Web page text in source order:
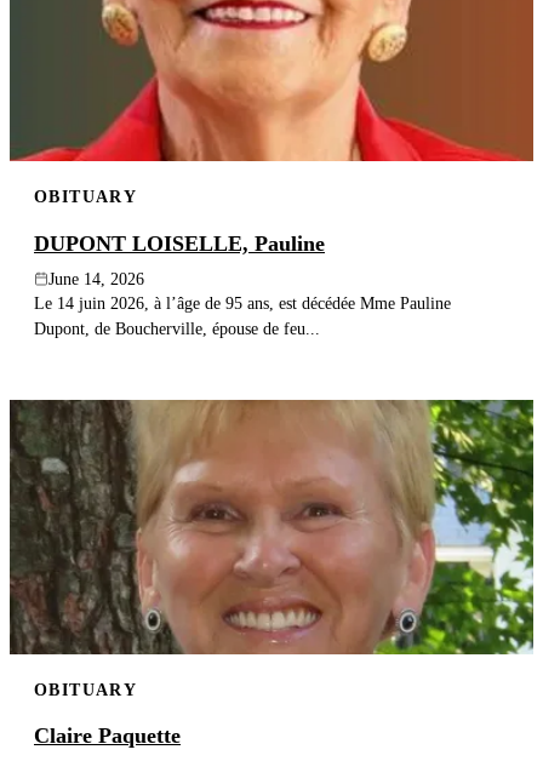
OBITUARY
DUPONT LOISELLE, Pauline
June 14, 2026
Le 14 juin 2026, à l’âge de 95 ans, est décédée Mme Pauline
Dupont, de Boucherville, épouse de feu...
OBITUARY
Claire Paquette